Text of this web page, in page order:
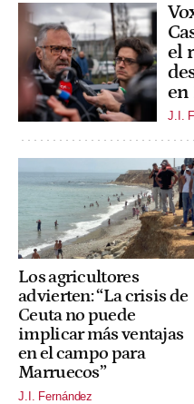
el
en
J.I.
Los agricultores
advierten: “La crisis de
Ceuta no puede
implicar más ventajas
en el campo para
Marruecos”
J.I. Fernández